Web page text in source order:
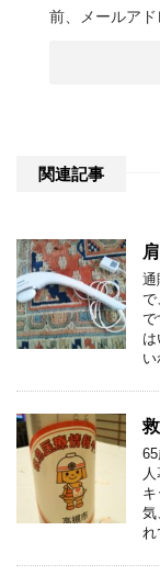
前、メールアド
関連記事
通
で
で
い
気
れ